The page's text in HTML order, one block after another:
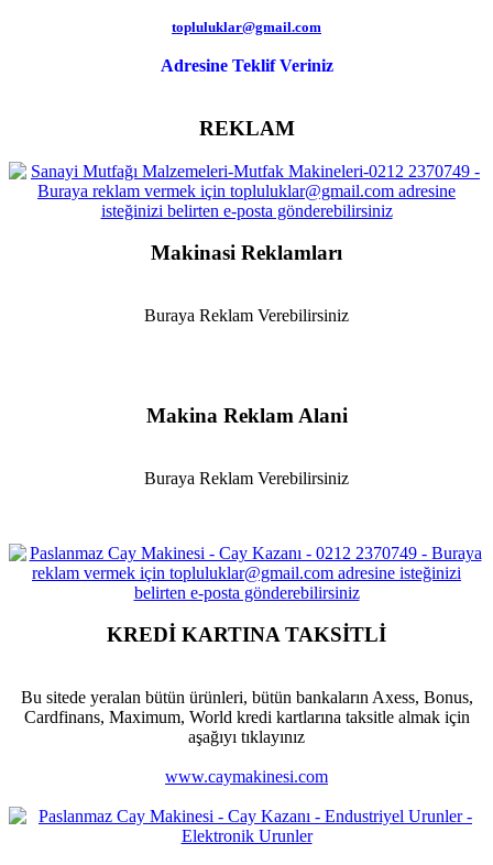
topluluklar@gmail.com
Adresine Teklif Veriniz
REKLAM
Makinasi Reklamları
Buraya Reklam Verebilirsiniz
Makina Reklam Alani
Buraya Reklam Verebilirsiniz
KREDİ KARTINA TAKSİTLİ
Bu sitede yeralan bütün ürünleri, bütün bankaların Axess, Bonus,
Cardfinans, Maximum, World kredi kartlarına taksitle almak için
aşağıyı tıklayınız
www.caymakinesi.com